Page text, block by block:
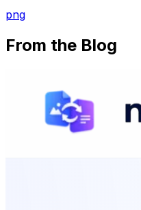
png
From the Blog